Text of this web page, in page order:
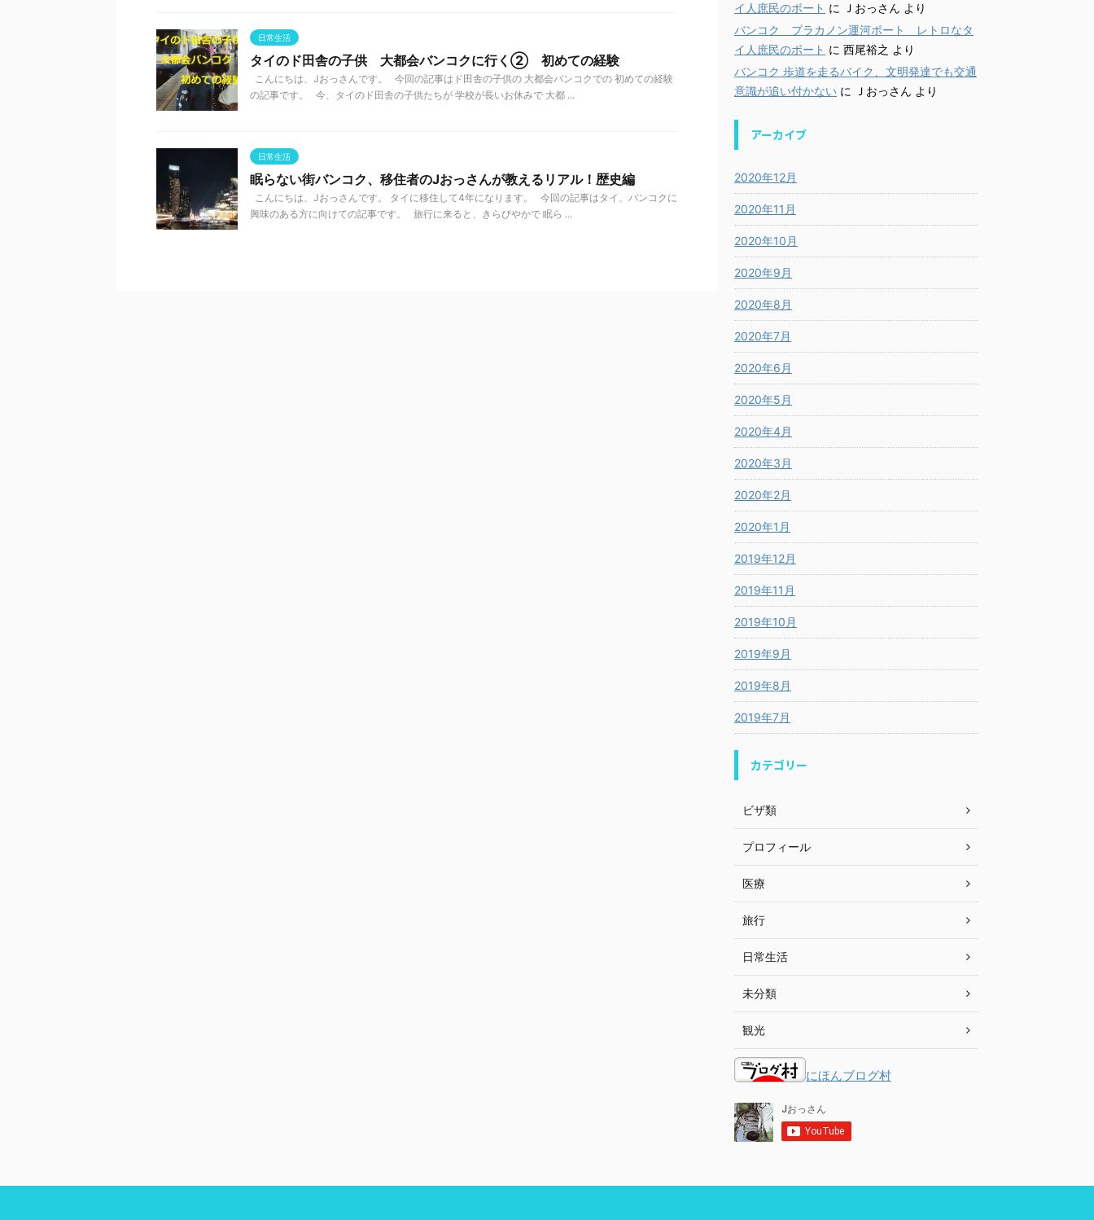
日常生活
タイのド田舎の子供 大都会バンコクに行く② 初めての経験
こんにちは、Jおっさんです。 今回の記事はド田舎の子供の 大都会バンコクでの 初めての経験
の記事です。 今、タイのド田舎の子供たちが 学校が長いお休みで 大都 ...
日常生活
眠らない街バンコク、移住者のJおっさんが教えるリアル！歴史編
こんにちは、Jおっさんです。 タイに移住して4年になります。 今回の記事はタイ、バンコクに
興味のある方に向けての記事です。 旅行に来ると、きらびやかで 眠ら ...
イ人庶民のボート に Ｊおっさん より
バンコク プラカノン運河ボート レトロなタ
イ人庶民のボート に 西尾裕之 より
バンコク 歩道を走るバイク、文明発達でも交通
意識が追い付かない に Ｊおっさん より
アーカイブ
2020年12月
2020年11月
2020年10月
2020年9月
2020年8月
2020年7月
2020年6月
2020年5月
2020年4月
2020年3月
2020年2月
2020年1月
2019年12月
2019年11月
2019年10月
2019年9月
2019年8月
2019年7月
カテゴリー
ビザ類
プロフィール
医療
旅行
日常生活
未分類
観光
にほんブログ村